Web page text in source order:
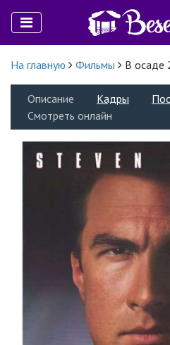
На главную Фильмы В осаде
Описание Кадры
Смотреть онлайн